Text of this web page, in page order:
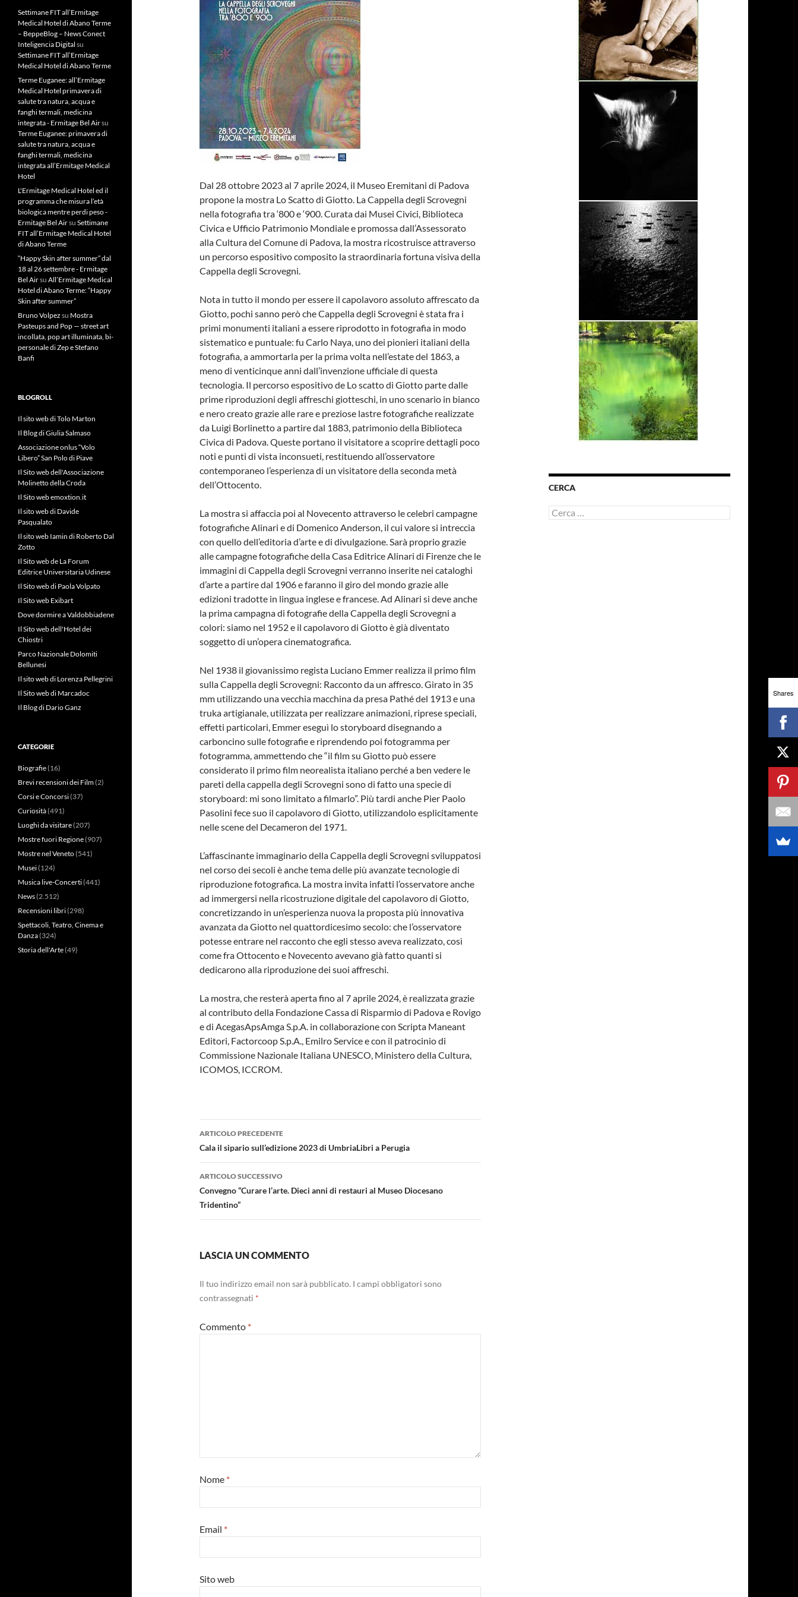
Dal 28 ottobre 2023 al 7 aprile 2024, il Museo Eremitani di Padova
propone la mostra Lo Scatto di Giotto. La Cappella degli Scrovegni
nella fotografia tra ‘800 e ‘900. Curata dai Musei Civici, Biblioteca
Civica e Ufficio Patrimonio Mondiale e promossa dall’Assessorato
alla Cultura del Comune di Padova, la mostra ricostruisce attraverso
un percorso espositivo composito la straordinaria fortuna visiva della
Cappella degli Scrovegni.
Nota in tutto il mondo per essere il capolavoro assoluto affrescato da
Giotto, pochi sanno però che Cappella degli Scrovegni è stata fra i
primi monumenti italiani a essere riprodotto in fotografia in modo
sistematico e puntuale: fu Carlo Naya, uno dei pionieri italiani della
fotografia, a ammortarla per la prima volta nell’estate del 1863, a
meno di venticinque anni dall’invenzione ufficiale di questa
tecnologia. Il percorso espositivo de Lo scatto di Giotto parte dalle
prime riproduzioni degli affreschi giotteschi, in uno scenario in bianco
e nero creato grazie alle rare e preziose lastre fotografiche realizzate
da Luigi Borlinetto a partire dal 1883, patrimonio della Biblioteca
Civica di Padova. Queste portano il visitatore a scoprire dettagli poco
noti e punti di vista inconsueti, restituendo all’osservatore
contemporaneo l’esperienza di un visitatore della seconda metà
dell’Ottocento.
La mostra si affaccia poi al Novecento attraverso le celebri campagne
fotografiche Alinari e di Domenico Anderson, il cui valore si intreccia
con quello dell’editoria d’arte e di divulgazione. Sarà proprio grazie
alle campagne fotografiche della Casa Editrice Alinari di Firenze che le
immagini di Cappella degli Scrovegni verranno inserite nei cataloghi
d’arte a partire dal 1906 e faranno il giro del mondo grazie alle
edizioni tradotte in lingua inglese e francese. Ad Alinari si deve anche
la prima campagna di fotografie della Cappella degli Scrovegni a
colori: siamo nel 1952 e il capolavoro di Giotto è già diventato
soggetto di un’opera cinematografica.
Nel 1938 il giovanissimo regista Luciano Emmer realizza il primo film
sulla Cappella degli Scrovegni: Racconto da un affresco. Girato in 35
mm utilizzando una vecchia macchina da presa Pathé del 1913 e una
truka artigianale, utilizzata per realizzare animazioni, riprese speciali,
effetti particolari, Emmer eseguì lo storyboard disegnando a
carboncino sulle fotografie e riprendendo poi fotogramma per
fotogramma, ammettendo che “il film su Giotto può essere
considerato il primo film neorealista italiano perché a ben vedere le
pareti della cappella degli Scrovegni sono di fatto una specie di
storyboard: mi sono limitato a filmarlo”. Più tardi anche Pier Paolo
Pasolini fece suo il capolavoro di Giotto, utilizzandolo esplicitamente
nelle scene del Decameron del 1971.
L’affascinante immaginario della Cappella degli Scrovegni sviluppatosi
nel corso dei secoli è anche tema delle più avanzate tecnologie di
riproduzione fotografica. La mostra invita infatti l’osservatore anche
ad immergersi nella ricostruzione digitale del capolavoro di Giotto,
concretizzando in un’esperienza nuova la proposta più innovativa
avanzata da Giotto nel quattordicesimo secolo: che l’osservatore
potesse entrare nel racconto che egli stesso aveva realizzato, così
come fra Ottocento e Novecento avevano già fatto quanti si
dedicarono alla riproduzione dei suoi affreschi.
La mostra, che resterà aperta fino al 7 aprile 2024, è realizzata grazie
al contributo della Fondazione Cassa di Risparmio di Padova e Rovigo
e di AcegasApsAmga S.p.A. in collaborazione con Scripta Maneant
Editori, Factorcoop S.p.A., Emilro Service e con il patrocinio di
Commissione Nazionale Italiana UNESCO, Ministero della Cultura,
ICOMOS, ICCROM.
Navigazione
articolo
ARTICOLO PRECEDENTE
Cala il sipario sull’edizione 2023 di UmbriaLibri a Perugia
ARTICOLO SUCCESSIVO
Convegno “Curare l’arte. Dieci anni di restauri al Museo Diocesano
Tridentino”
LASCIA UN COMMENTO
Il tuo indirizzo email non sarà pubblicato. I campi obbligatori sono
contrassegnati *
Commento *
Nome *
Email *
Sito web
CERCA
Ricerca
per:
Settimane FIT all’Ermitage
Medical Hotel di Abano Terme
– BeppeBlog – News Conect
Inteligencia Digital su
Settimane FIT all’Ermitage
Medical Hotel di Abano Terme
Terme Euganee: all’Ermitage
Medical Hotel primavera di
salute tra natura, acqua e
fanghi termali, medicina
integrata - Ermitage Bel Airsu
Terme Euganee: primavera di
salute tra natura, acqua e
fanghi termali, medicina
integrata all’Ermitage Medical
Hotel
L'Ermitage Medical Hotel ed il
programma che misura l’età
biologica mentre perdi peso -
Ermitage Bel Airsu Settimane
FIT all’Ermitage Medical Hotel
di Abano Terme
“Happy Skin after summer” dal
18 al 26 settembre - Ermitage
Bel Airsu All’Ermitage Medical
Hotel di Abano Terme: “Happy
Skin after summer”
Bruno Volpez su Mostra
Pasteups and Pop — street art
incollata, pop art illuminata, bi-
personale di Zep e Stefano
Banfi
BLOGROLL
Il sito web di Tolo Marton
Il Blog di Giulia Salmaso
Associazione onlus “Volo
Libero” San Polo di Piave
Il Sito web dell'Associazione
Molinetto della Croda
Il Sito web emoxtion.it
Il sito web di Davide
Pasqualato
Il sito web Iamin di Roberto Dal
Zotto
Il Sito web de La Forum
Editrice Universitaria Udinese
Il Sito web di Paola Volpato
Il Sito web Exibart
Dove dormire a Valdobbiadene
Il Sito web dell'Hotel dei
Chiostri
Parco Nazionale Dolomiti
Bellunesi
Il sito web di Lorenza Pellegrini
Il Sito web di Marcadoc
Il Blog di Dario Ganz
CATEGORIE
Biografie(16)
Brevi recensioni dei Film(2)
Corsi e Concorsi(37)
Curiosità(491)
Luoghi da visitare(207)
Mostre fuori Regione(907)
Mostre nel Veneto(541)
Musei(124)
Musica live-Concerti(441)
News(2.512)
Recensioni libri(298)
Spettacoli, Teatro, Cinema e
Danza(324)
Storia dell'Arte(49)
Shares